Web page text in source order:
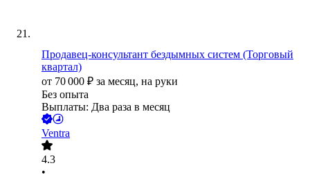
Продавец-консультант бездымных систем (Торговый
квартал)
от 70 000 ₽ за месяц, на руки
Без опыта
Выплаты: Два раза в месяц
Ventra
4.3
•